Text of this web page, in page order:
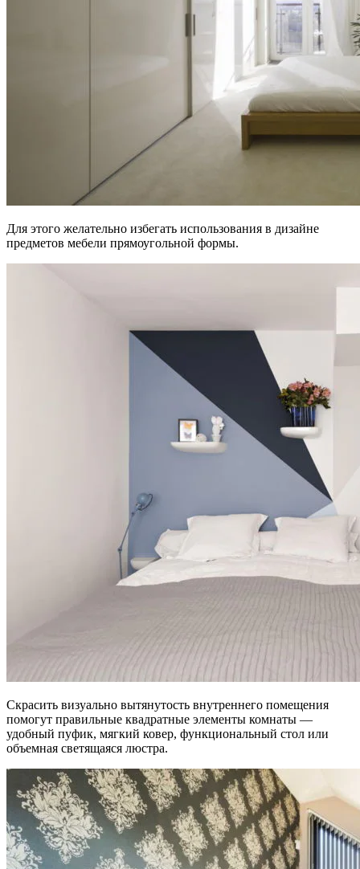
Для этого желательно избегать использования в дизайне
предметов мебели прямоугольной формы.
Скрасить визуально вытянутость внутреннего помещения
помогут правильные квадратные элементы комнаты —
удобный пуфик, мягкий ковер, функциональный стол или
объемная светящаяся люстра.